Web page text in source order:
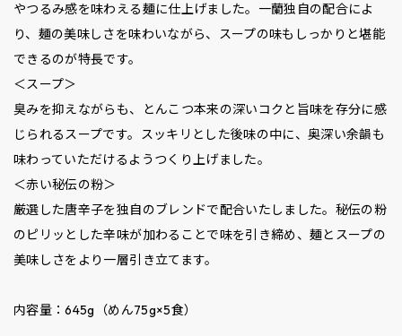
やつるみ感を味わえる麺に仕上げました。一蘭独自の配合によ
り、麺の美味しさを味わいながら、スープの味もしっかりと堪能
できるのが特長です。
＜スープ＞
臭みを抑えながらも、とんこつ本来の深いコクと旨味を存分に感
じられるスープです。スッキリとした後味の中に、奥深い余韻も
味わっていただけるようつくり上げました。
＜赤い秘伝の粉＞
厳選した唐辛子を独自のブレンドで配合いたしました。秘伝の粉
のピリッとした辛味が加わることで味を引き締め、麺とスープの
美味しさをより一層引き立てます。
内容量：645g（めん75g×5食）